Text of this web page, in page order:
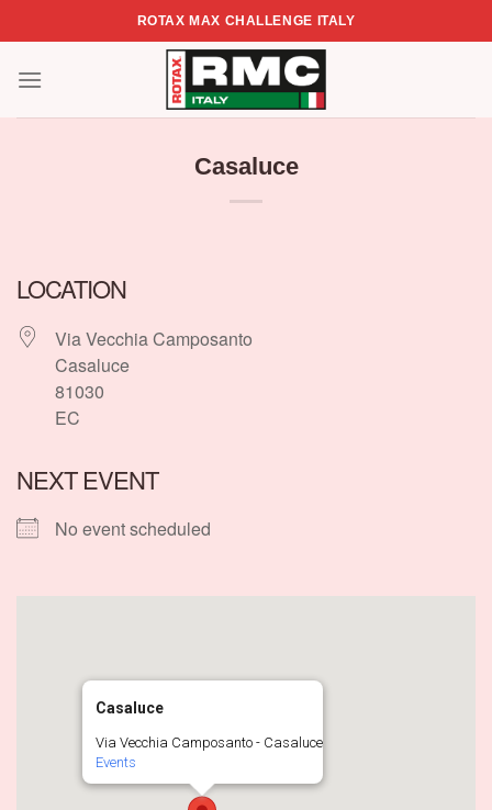
to
ROTAX MAX CHALLENGE ITALY
Casaluce
LOCATION
Via Vecchia Camposanto
Casaluce
81030
EC
NEXT EVENT
No event scheduled
Casaluce
Via Vecchia Camposanto - Casaluce
Events